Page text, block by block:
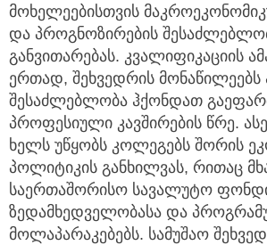
მოხელეებისთვის
და პროგნოზირების
განვითარებას. კვალიფიკაციის
ერთად, შეხვედრის მონაწილეებს
შესაძლებლობა ჰქონდათ
პროფესიული კავშირების წრე.
ხელს უწყობს კოლეგებს შორის
პოლიტიკის განხილვას, რითაც
საერთაშორისო სავალუტო
ზედამხედველობასა და
მოლაპარაკებებს. სამუშაო